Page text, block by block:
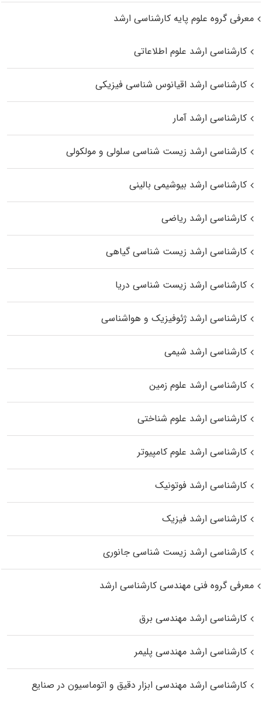
معرفی گروه علوم پایه کارشناسی ارشد
کارشناسی ارشد علوم اطلاعاتی
کارشناسی ارشد اقیانوس‌ شناسی فیزیکی
کارشناسی ارشد آمار
کارشناسی ارشد زیست شناسی سلولی و مولکولی
کارشناسی ارشد بیوشیمی بالینی
کارشناسی ارشد ریاضی
کارشناسی ارشد زیست‌ شناسی گیاهی
کارشناسی ارشد زیست‌ شناسی دریا
کارشناسی ارشد ژئوفیزیک و هواشناسی
کارشناسی ارشد شیمی
کارشناسی ارشد علوم زمین
کارشناسی ارشد علوم شناختی
کارشناسی ارشد علوم کامپیوتر
کارشناسی ارشد فوتونیک
کارشناسی ارشد فیزیک
کارشناسی ارشد زیست‌ شناسی جانوری
معرفی گروه فنی مهندسی کارشناسی ارشد
کارشناسی ارشد مهندسی برق
کارشناسی ارشد مهندسی پلیمر
کارشناسی ارشد مهندسی ابزار دقیق و اتوماسیون در صنایع